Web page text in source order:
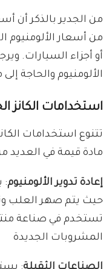
من الجدير بالذكر أن
من أسعار الألومنيوم
أو أجزاء السيارات.
الألومنيوم والحاجة
استخدامات الكانز
تتنوع استخدامات
مادة قيمة في العديد
إعادة تدوير الألومنيوم:
حيث يتم صهر العلب
تستخدم في صناعة
المشروبات الجديدة